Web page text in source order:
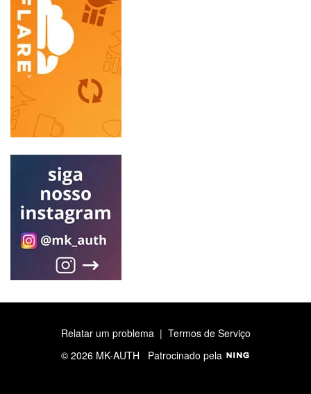
Relatar um problema| Termos de Serviço
© 2026 MK-AUTH Patrocinado pela